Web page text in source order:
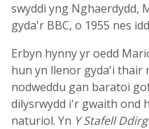
swyddi yng Nghaerdydd,
gyda'r BBC, o 1955 nes
Erbyn hynny yr oedd
hun yn llenor gyda'i thair
nodweddu gan baratoi
dilysrwydd i'r gwaith ond
naturiol. Yn Y Stafell